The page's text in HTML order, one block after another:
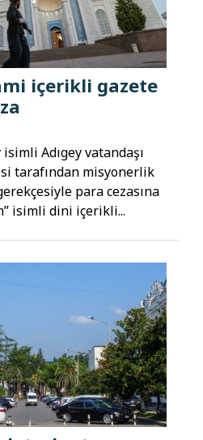
içerikli gazete
Adıgey vatandaşı
tarafından misyonerlik
para cezasına
isimli dini içerikli...